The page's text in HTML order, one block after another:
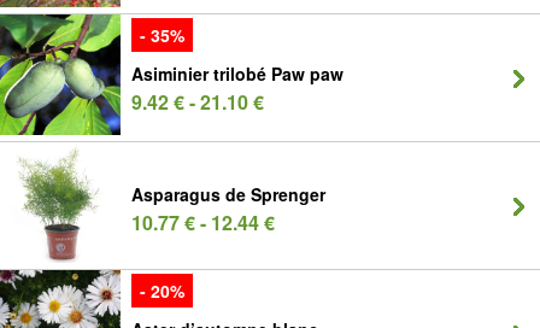
- 35%
Asiminier trilobé Paw paw
9.42 € - 21.10 €
Asparagus de Sprenger
10.77 € - 12.44 €
- 20%